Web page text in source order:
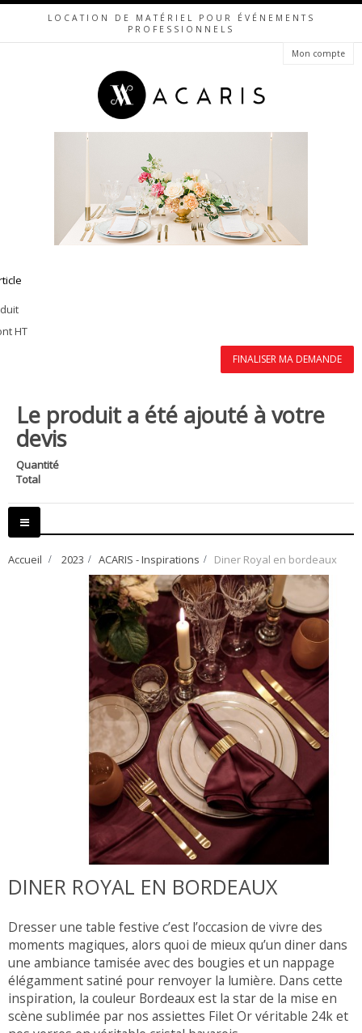
LOCATION DE MATÉRIEL POUR ÉVÉNEMENTS
PROFESSIONNELS
Mon compte
HT
FINALISER MA DEMANDE
Le produit a été ajouté à votre
devis
Quantité
Total
Basculer
la
Accueil > 2023 > ACARIS - Inspirations > Diner Royal en bordeaux
DINER ROYAL EN BORDEAUX
Dresser une table festive c’est l’occasion de vivre des
moments magiques, alors quoi de mieux qu’un diner dans
une ambiance tamisée avec des bougies et un nappage
élégamment satiné pour renvoyer la lumière. Dans cette
inspiration, la couleur Bordeaux est la star de la mise en
scène sublimée par nos assiettes Filet Or véritable 24k et